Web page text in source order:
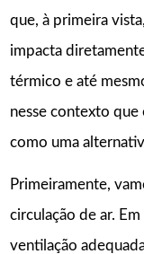
que, à primeira
impacta
térmico e até
nesse contexto
como uma
Primeiramente,
circulação de ar.
ventilação